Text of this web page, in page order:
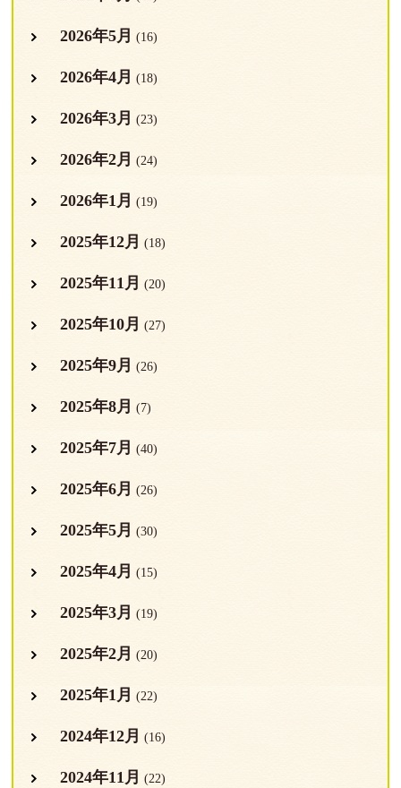
2026年5月 (16)
2026年4月 (18)
2026年3月 (23)
2026年2月 (24)
2026年1月 (19)
2025年12月 (18)
2025年11月 (20)
2025年10月 (27)
2025年9月 (26)
2025年8月 (7)
2025年7月 (40)
2025年6月 (26)
2025年5月 (30)
2025年4月 (15)
2025年3月 (19)
2025年2月 (20)
2025年1月 (22)
2024年12月 (16)
2024年11月 (22)